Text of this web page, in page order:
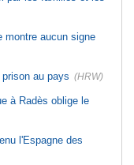
montre aucun signe
au pays (HRW)
à Radès oblige le
l'Espagne des